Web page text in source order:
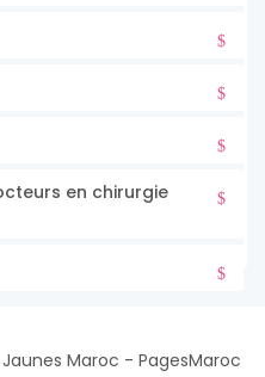
en chirurgie
Maroc - PagesMaroc